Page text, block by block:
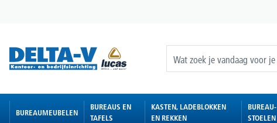
BUREAUMEUBELEN
BUREAUS EN
TAFELS
KASTEN, LADEBLOKKEN
EN REKKEN
BUREAU-
STOELEN